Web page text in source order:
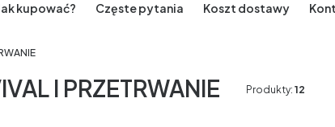
kupować? Częste pytania Koszt dostawy
I PRZETRWANIE Produkty: 12